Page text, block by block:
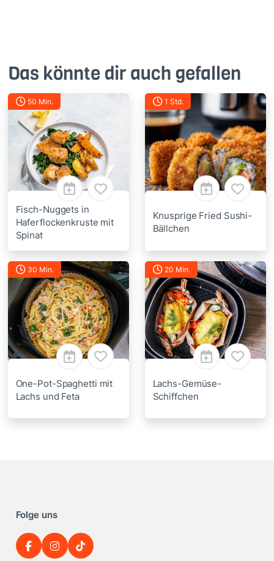
Das könnte dir auch gefallen
50 Min.
Fisch-Nuggets in
Haferflockenkruste mit
Spinat
1 Std.
Knusprige Fried Sushi-
Bällchen
30 Min.
One-Pot-Spaghetti mit
Lachs und Feta
20 Min.
Lachs-Gemüse-
Schiffchen
Folge uns